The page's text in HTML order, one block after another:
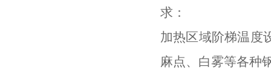
求：
加热区域阶梯温度
麻点、白雾等各种